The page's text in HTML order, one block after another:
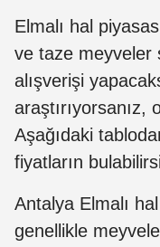
Elmalı hal
ve taze meyveler
alışverişi
araştırıyorsanız,
Aşağıdaki
fiyatların
Antalya Elmalı
genellikle